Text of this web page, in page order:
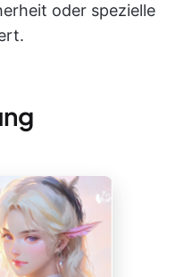
oder spezielle